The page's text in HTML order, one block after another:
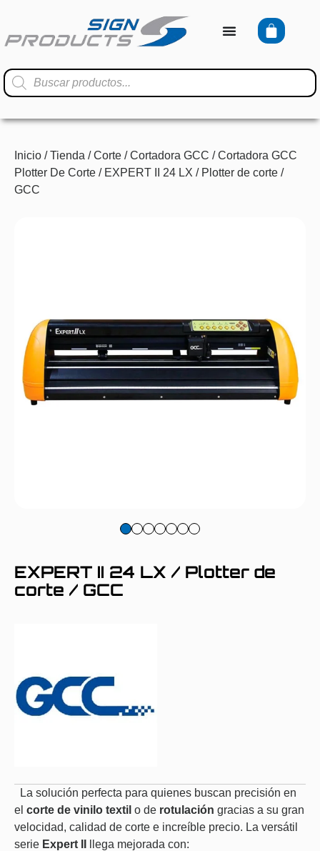
Inicio /Tienda /Corte /Cortadora GCC /Cortadora GCC
Plotter De Corte / EXPERT II 24 LX / Plotter de corte /
GCC
EXPERT II 24 LX / Plotter de
corte / GCC
La solución perfecta para quienes buscan precisión en
el corte de vinilo textil o de rotulación gracias a su gran
velocidad, calidad de corte e increíble precio. La versátil
serie Expert II llega mejorada con: